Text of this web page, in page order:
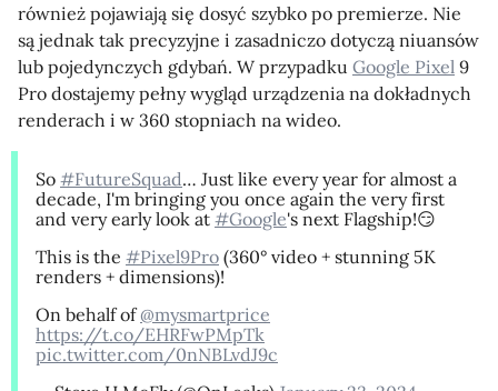
również pojawiają się dosyć szybko po premierze. Nie
są jednak tak precyzyjne i zasadniczo dotyczą niuansów
lub pojedynczych gdybań. W przypadku Google Pixel 9
Pro dostajemy pełny wygląd urządzenia na dokładnych
renderach i w 360 stopniach na wideo.
So #FutureSquad… Just like every year for almost a
decade, I'm bringing you once again the very first
and very early look at #Google's next Flagship!😏
This is the #Pixel9Pro (360° video + stunning 5K
renders + dimensions)!
On behalf of@mysmartprice
https://t.co/EHRFwPMpTk
pic.twitter.com/0nNBLvdJ9c